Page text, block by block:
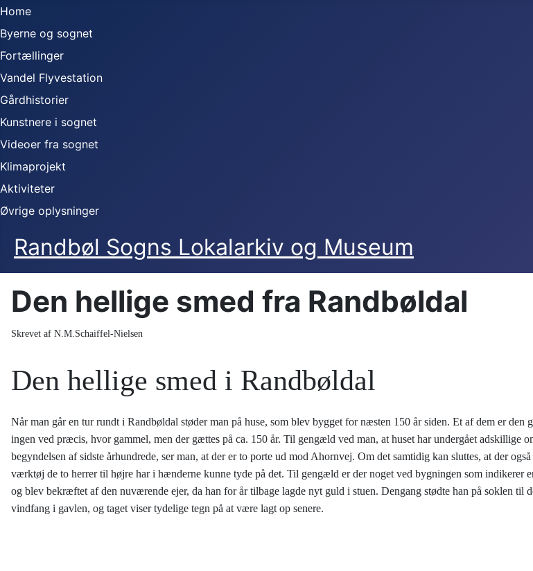
Home
Byerne og sognet
Fortællinger
Vandel Flyvestation
Gårdhistorier
Kunstnere i sognet
Videoer fra sognet
Klimaprojekt
Aktiviteter
Øvrige oplysninger
Randbøl Sogns Lokalarkiv og Museum
Den hellige smed fra Randbøldal
Skrevet af N.M.Schaiffel-Nielsen
Den hellige smed i Randbøldal
Når man går en tur rundt i Randbøldal støder man på huse, som blev bygget for næsten 150 år siden. Et af dem er
ingen ved præcis, hvor gammel, men der gættes på ca. 150 år. Til gengæld ved man, at huset har undergået adskillige
begyndelsen af sidste århundrede, ser man, at der er to porte ud mod Ahornvej. Om det samtidig kan sluttes, at der
værktøj de to herrer til højre har i hænderne kunne tyde på det. Til gengæld er der noget ved bygningen som indikerer
og blev bekræftet af den nuværende ejer, da han for år tilbage lagde nyt guld i stuen. Dengang stødte han på soklen til
vindfang i gavlen, og taget viser tydelige tegn på at være lagt op senere.